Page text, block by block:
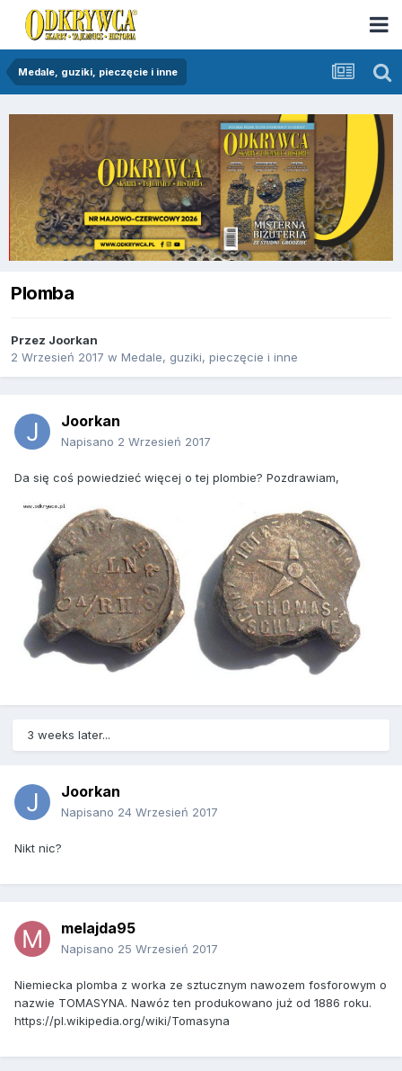
Medale, guziki, pieczęcie i inne
Plomba
Przez Joorkan
2 Wrzesień 2017 w Medale, guziki, pieczęcie i inne
Joorkan
Napisano 2 Wrzesień 2017
Da się coś powiedzieć więcej o tej plombie? Pozdrawiam,
3 weeks later...
Joorkan
Napisano 24 Wrzesień 2017
Nikt nic?
melajda95
Napisano 25 Wrzesień 2017
Niemiecka plomba z worka ze sztucznym nawozem fosforowym o
nazwie TOMASYNA. Nawóz ten produkowano już od 1886 roku.
https://pl.wikipedia.org/wiki/Tomasyna